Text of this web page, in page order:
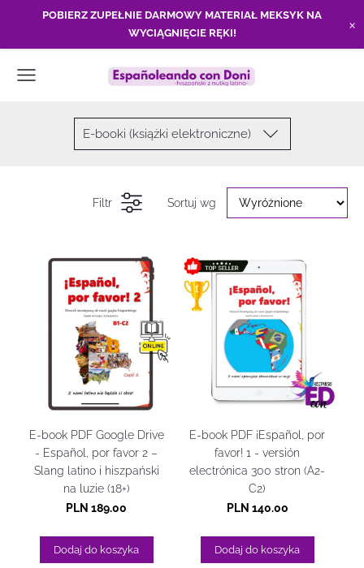
POBIERZ ZUPEŁNIE DARMOWY MATERIAŁ MEKSYK NA
WYCIĄGNIĘCIE RĘKI!
×
E-booki (książki elektroniczne)
Filtr Sortuj wg
E-book PDF Google Drive
- Español, por favor 2 –
Slang latino i hiszpański
na luzie (18+)
PLN 189.00
Dodaj do koszyka
E-book PDF ¡Español, por
favor! 1 - versión
electrónica 300 stron (A2-
C2)
PLN 140.00
Dodaj do koszyka